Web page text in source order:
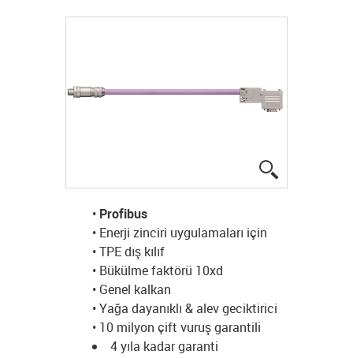
• Profibus
• Enerji zinciri uygulamaları için
• TPE dış kılıf
• Bükülme faktörü 10xd
• Genel kalkan
• Yağa dayanıklı & alev geciktirici
• 10 milyon çift vuruş garantili
4 yıla kadar garanti